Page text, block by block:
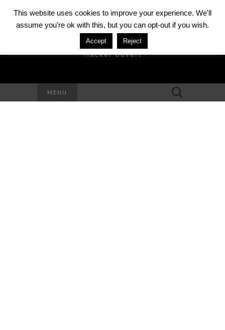
DAVID MÉZIÈRE
Hacker ouvert
MENU Rechercher :
This website uses cookies to improve your experience. We'll
assume you're ok with this, but you can opt-out if you wish.
Accept Reject